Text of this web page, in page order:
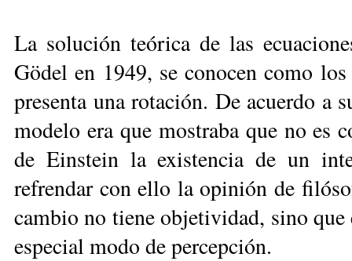
La solución teórica de las
Gödel en 1949, se conocen como
presenta una rotación. De acuerdo a
modelo era que mostraba que no es
de Einstein la existencia de un
refrendar con ello la opinión de
cambio no tiene objetividad, sino
especial modo de percepción.